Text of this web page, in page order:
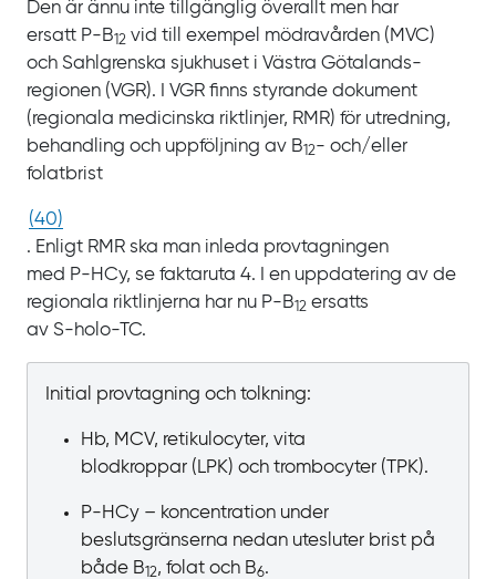
Den är ännu inte tillgänglig överallt men har
ersatt P‍-‍B 12 vid till exempel mödravården (MVC)
och Sahlgrenska sjukhuset i Västra Götalands­
regionen (VGR). I
VGR finns styrande dokument
(regionala medicinska riktlinjer, RMR) för utredning,
behandling och uppföljning av B 12- och/eller
folatbrist
(40)
. Enligt RMR ska man inleda provtagningen
med P‍-‍HCy, se faktaruta 4. I
en uppdatering av de
regionala riktlinjerna har nu P‍-‍B 12 ersatts
av S‍-‍holo‍-‍TC.
Initial provtagning och tolkning:
Hb, MCV, retikulocyter, vita
blodkroppar (LPK) och trombocyter (TPK).
P‍-‍HCy – koncentration under
beslutsgränserna nedan utesluter brist på
både B 12, folat och B6.